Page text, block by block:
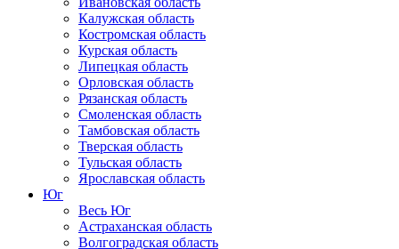
Калужская область
Костромская область
Курская область
Липецкая область
Орловская область
Рязанская область
Смоленская область
Тамбовская область
Тверская область
Тульская область
Ярославская область
Юг
Весь Юг
Астраханская область
Волгоградская область